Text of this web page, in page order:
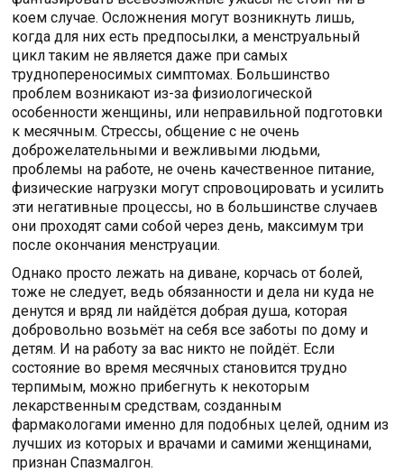
коем случае. Осложнения могут возникнуть лишь,
когда для них есть предпосылки, а менструальный
цикл таким не является даже при самых
труднопереносимых симптомах. Большинство
проблем возникают из-за физиологической
особенности женщины, или неправильной подготовки
к месячным. Стрессы, общение с не очень
доброжелательными и вежливыми людьми,
проблемы на работе, не очень качественное питание,
физические нагрузки могут спровоцировать и усилить
эти негативные процессы, но в большинстве случаев
они проходят сами собой через день, максимум три
после окончания менструации.
Однако просто лежать на диване, корчась от болей,
тоже не следует, ведь обязанности и дела ни куда не
денутся и вряд ли найдётся добрая душа, которая
добровольно возьмёт на себя все заботы по дому и
детям. И на работу за вас никто не пойдёт. Если
состояние во время месячных становится трудно
терпимым, можно прибегнуть к некоторым
лекарственным средствам, созданным
фармакологами именно для подобных целей, одним из
лучших из которых и врачами и самими женщинами,
признан Спазмалгон.